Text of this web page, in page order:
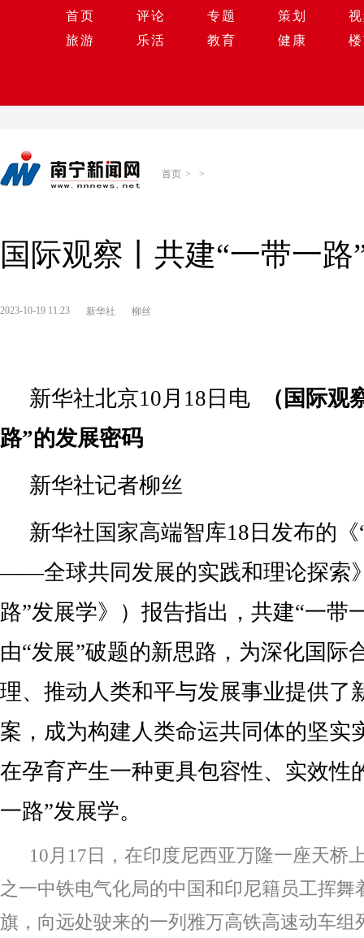
首页 评论 专题 策划
旅游
乐活 教育 健康
首页 > >
国际观察丨共建“一带一路
2023-10-19 11:23 新华社 柳丝
新华社北京10月18日电
（国际观
路”的发展密码
新华社记者柳丝
新华社国家高端智库18日发布的
——全球共同发展的实践和理论探索
路”发展学》）报告指出，共建“一带
由“发展”破题的新思路，为深化国际
理、推动人类和平与发展事业提供了
案，成为构建人类命运共同体的坚实
在孕育产生一种更具包容性、实效
一路”发展学。
10月17日，在印度尼西亚万隆一座天桥
之一中铁电气化局的中国和印尼籍员工挥舞
旗，向远处驶来的一列雅万高铁高速动车组